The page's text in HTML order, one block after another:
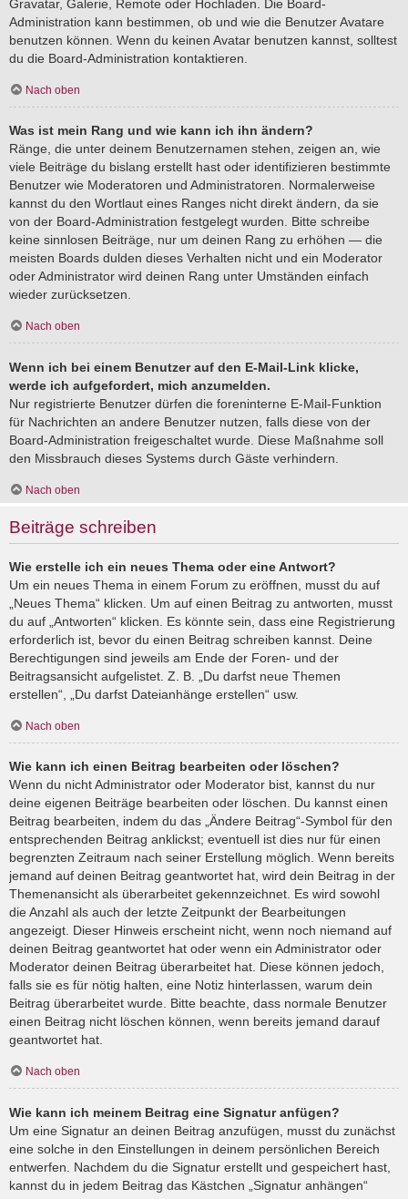
Gravatar, Galerie, Remote oder Hochladen. Die Board-
Administration kann bestimmen, ob und wie die Benutzer Avatare
benutzen können. Wenn du keinen Avatar benutzen kannst, solltest
du die Board-Administration kontaktieren.
Nach oben
Was ist mein Rang und wie kann ich ihn ändern?
Ränge, die unter deinem Benutzernamen stehen, zeigen an, wie
viele Beiträge du bislang erstellt hast oder identifizieren bestimmte
Benutzer wie Moderatoren und Administratoren. Normalerweise
kannst du den Wortlaut eines Ranges nicht direkt ändern, da sie
von der Board-Administration festgelegt wurden. Bitte schreibe
keine sinnlosen Beiträge, nur um deinen Rang zu erhöhen — die
meisten Boards dulden dieses Verhalten nicht und ein Moderator
oder Administrator wird deinen Rang unter Umständen einfach
wieder zurücksetzen.
Nach oben
Wenn ich bei einem Benutzer auf den E-Mail-Link klicke,
werde ich aufgefordert, mich anzumelden.
Nur registrierte Benutzer dürfen die foreninterne E-Mail-Funktion
für Nachrichten an andere Benutzer nutzen, falls diese von der
Board-Administration freigeschaltet wurde. Diese Maßnahme soll
den Missbrauch dieses Systems durch Gäste verhindern.
Nach oben
Beiträge schreiben
Wie erstelle ich ein neues Thema oder eine Antwort?
Um ein neues Thema in einem Forum zu eröffnen, musst du auf
„Neues Thema“ klicken. Um auf einen Beitrag zu antworten, musst
du auf „Antworten“ klicken. Es könnte sein, dass eine Registrierung
erforderlich ist, bevor du einen Beitrag schreiben kannst. Deine
Berechtigungen sind jeweils am Ende der Foren- und der
Beitragsansicht aufgelistet. Z. B. „Du darfst neue Themen
erstellen“, „Du darfst Dateianhänge erstellen“ usw.
Nach oben
Wie kann ich einen Beitrag bearbeiten oder löschen?
Wenn du nicht Administrator oder Moderator bist, kannst du nur
deine eigenen Beiträge bearbeiten oder löschen. Du kannst einen
Beitrag bearbeiten, indem du das „Ändere Beitrag“-Symbol für den
entsprechenden Beitrag anklickst; eventuell ist dies nur für einen
begrenzten Zeitraum nach seiner Erstellung möglich. Wenn bereits
jemand auf deinen Beitrag geantwortet hat, wird dein Beitrag in der
Themenansicht als überarbeitet gekennzeichnet. Es wird sowohl
die Anzahl als auch der letzte Zeitpunkt der Bearbeitungen
angezeigt. Dieser Hinweis erscheint nicht, wenn noch niemand auf
deinen Beitrag geantwortet hat oder wenn ein Administrator oder
Moderator deinen Beitrag überarbeitet hat. Diese können jedoch,
falls sie es für nötig halten, eine Notiz hinterlassen, warum dein
Beitrag überarbeitet wurde. Bitte beachte, dass normale Benutzer
einen Beitrag nicht löschen können, wenn bereits jemand darauf
geantwortet hat.
Nach oben
Wie kann ich meinem Beitrag eine Signatur anfügen?
Um eine Signatur an deinen Beitrag anzufügen, musst du zunächst
eine solche in den Einstellungen in deinem persönlichen Bereich
entwerfen. Nachdem du die Signatur erstellt und gespeichert hast,
kannst du in jedem Beitrag das Kästchen „Signatur anhängen“